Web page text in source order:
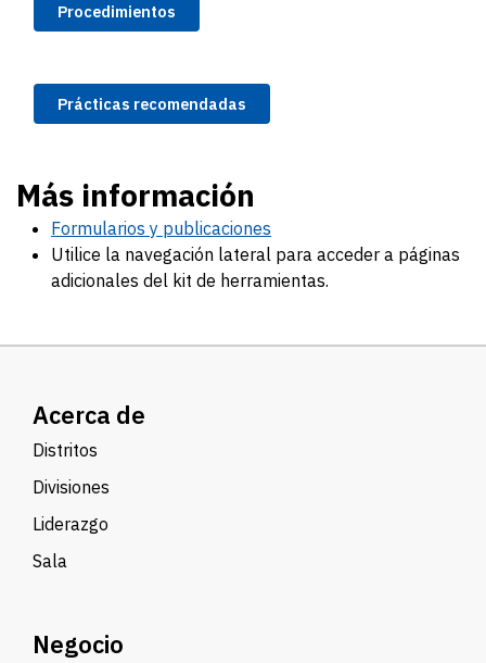
Procedimientos
Prácticas recomendadas
Más información
Formularios y publicaciones
Utilice la navegación lateral para acceder a páginas
adicionales del kit de herramientas.
Acerca de
Distritos
Divisiones
Liderazgo
Sala
Negocio